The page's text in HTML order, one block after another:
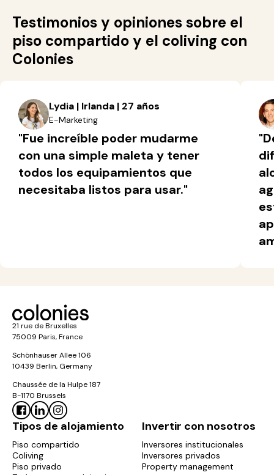
Testimonios y opiniones sobre el
piso compartido y el coliving con
Colonies
Lydia | Irlanda | 27 años
E-Marketing
"Fue increíble poder mudarme
con una simple maleta y tener
todos los equipamientos que
necesitaba listos para usar."
21 rue de Bruxelles
75009 Paris, France
Schönhauser Allee 106
10439 Berlin, Germany
Chaussée de la Hulpe 187
B-1170 Brussels
Tipos de alojamiento
Piso compartido
Coliving
Piso privado
Invertir con nosotros
Inversores institucionales
Inversores privados
Property management